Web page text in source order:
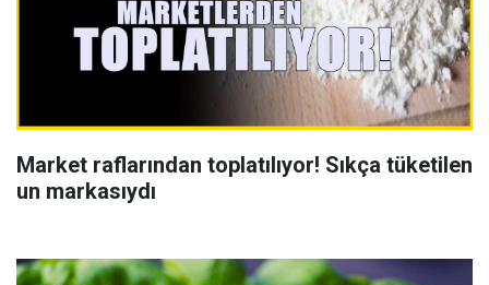
Market raflarından toplatılıyor! Sıkça tüketilen
un markasıydı